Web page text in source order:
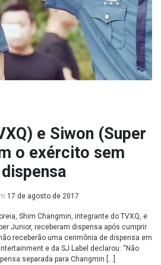
e Siwon (Super
o exército sem
17 de agosto de 2017
Shim Changmin, integrante do TVXQ, e
Junior, receberam dispensa após cumprir
receberão uma cerimônia de dispensa em
e da SJ Label declarou: “Não
separada para Changmin […]